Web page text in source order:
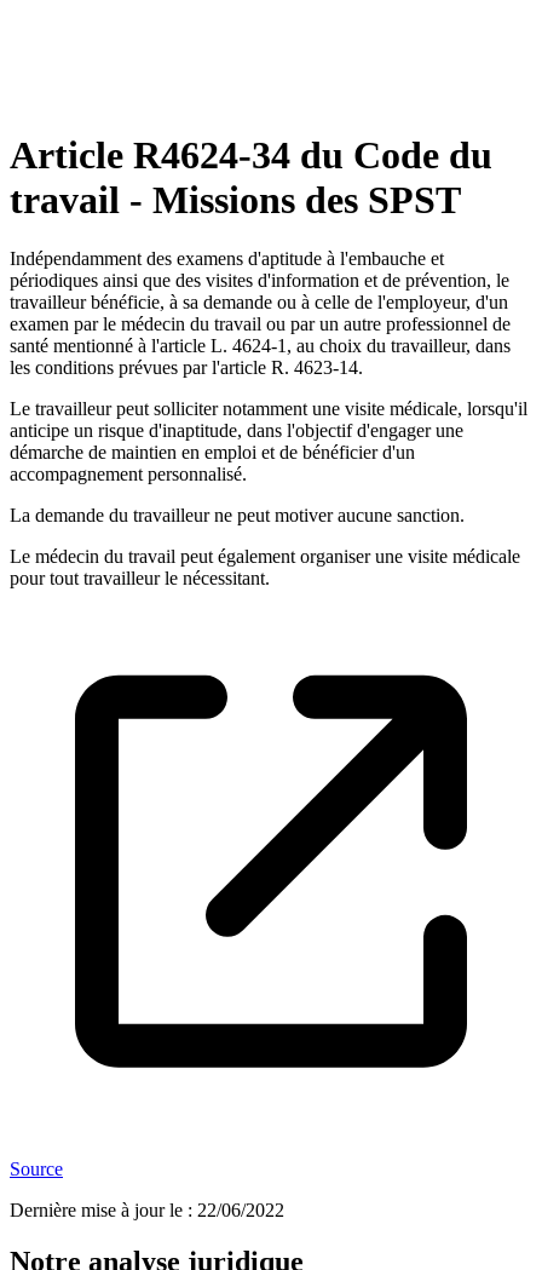
Article R4624-34 du Code du
travail - Missions des SPST
Indépendamment des examens d'aptitude à l'embauche et
périodiques ainsi que des visites d'information et de prévention, le
travailleur bénéficie, à sa demande ou à celle de l'employeur, d'un
examen par le médecin du travail ou par un autre professionnel de
santé mentionné à l'article L. 4624-1, au choix du travailleur, dans
les conditions prévues par l'article R. 4623-14.
Le travailleur peut solliciter notamment une visite médicale, lorsqu'il
anticipe un risque d'inaptitude, dans l'objectif d'engager une
démarche de maintien en emploi et de bénéficier d'un
accompagnement personnalisé.
La demande du travailleur ne peut motiver aucune sanction.
Le médecin du travail peut également organiser une visite médicale
pour tout travailleur le nécessitant.
Source
Dernière mise à jour le : 22/06/2022
Notre analyse juridique